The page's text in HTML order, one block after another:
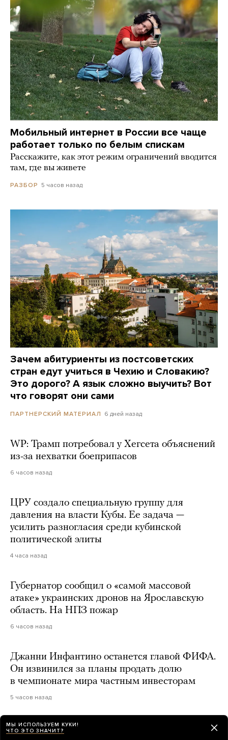
Мобильный интернет в России все чаще
работает только по белым спискам
Расскажите, как этот режим ограничений вводится
там, где вы живете
РАЗБОР 5 часов назад
Зачем абитуриенты из постсоветских
стран едут учиться в Чехию и Словакию?
Это дорого? А язык сложно выучить? Вот
что говорят они сами
ПАРТНЕРСКИЙ МАТЕРИАЛ 6 дней назад
WP: Трамп потребовал у Хегсета объяснений
из-за нехватки боеприпасов
6 часов назад
ЦРУ создало специальную группу для
давления на власти Кубы. Ее задача —
усилить разногласия среди кубинской
политической элиты
4 часа назад
Губернатор сообщил о «самой массовой
атаке» украинских дронов на Ярославскую
область. На НПЗ пожар
6 часов назад
Джанни Инфантино останется главой ФИФА.
Он извинился за планы продать долю
в чемпионате мира частным инвесторам
5 часов назад
МЫ ИСПОЛЬЗУЕМ КУКИ!
ЧТО ЭТО ЗНАЧИТ?